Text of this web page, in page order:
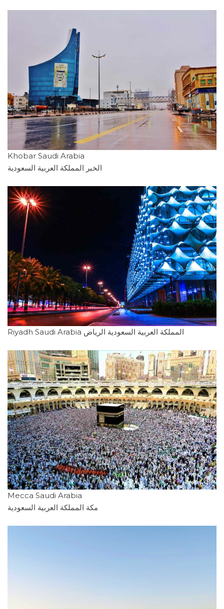
Khobar Saudi Arabia
الخبر المملكة العربية السعودية
Riyadh Saudi Arabia المملكة العربية السعودية الرياض
Mecca Saudi Arabia
مكة المملكة العربية السعودية